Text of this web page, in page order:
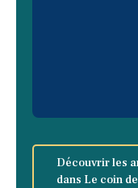
Découvrir les
dans Le coin